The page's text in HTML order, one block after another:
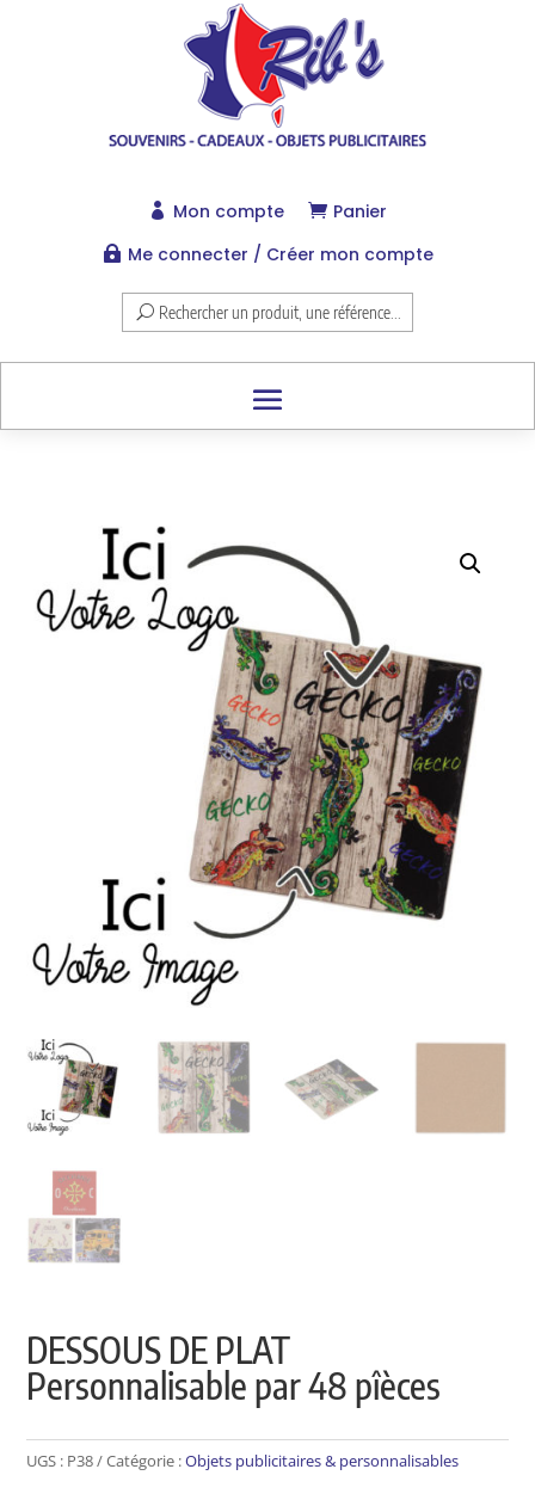
 Mon compte  Panier
 Me connecter / Créer mon compte
Rechercher un produit, une référence...
DESSOUS DE PLAT
Personnalisable par 48 pîèces
UGS : P38 Catégorie :Objets publicitaires & personnalisables